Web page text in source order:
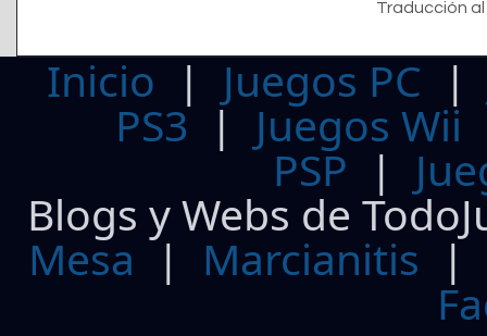
Traducción
Inicio | Juegos PC
PS3| Juegos Wii
PSP |
Blogs y Webs de
Mesa | Marcianitis |